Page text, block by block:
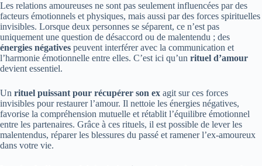
Les relations amoureuses ne sont pas seulement influencées par des
facteurs émotionnels et physiques, mais aussi par des forces spirituelles
invisibles. Lorsque deux personnes se séparent, ce n’est pas
uniquement une question de désaccord ou de malentendu ; des
énergies négatives peuvent interférer avec la communication et
l’harmonie émotionnelle entre elles. C’est ici qu’un rituel d’amour
devient essentiel.
Un rituel puissant pour récupérer son ex agit sur ces forces
invisibles pour restaurer l’amour. Il nettoie les énergies négatives,
favorise la compréhension mutuelle et rétablit l’équilibre émotionnel
entre les partenaires. Grâce à ces rituels, il est possible de lever les
malentendus, réparer les blessures du passé et ramener l’ex-amoureux
dans votre vie.